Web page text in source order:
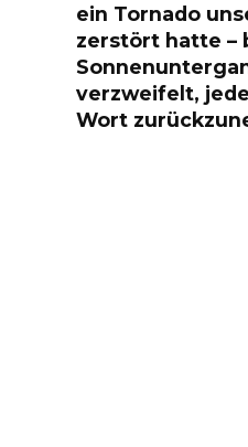
ein Tornado
zerstört hatte –
verzweifelt,
Wort